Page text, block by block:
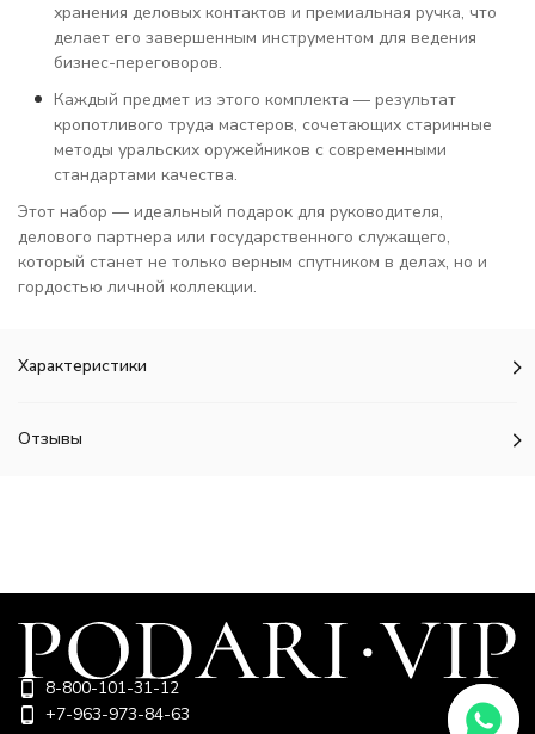
хранения деловых контактов и премиальная ручка, что
делает его завершенным инструментом для ведения
бизнес-переговоров.
Каждый предмет из этого комплекта — результат
кропотливого труда мастеров, сочетающих старинные
методы уральских оружейников с современными
стандартами качества.
Этот набор — идеальный подарок для руководителя,
делового партнера или государственного служащего,
который станет не только верным спутником в делах, но и
гордостью личной коллекции.
Характеристики
Отзывы
8-800-101-31-12
+7-963-973-84-63